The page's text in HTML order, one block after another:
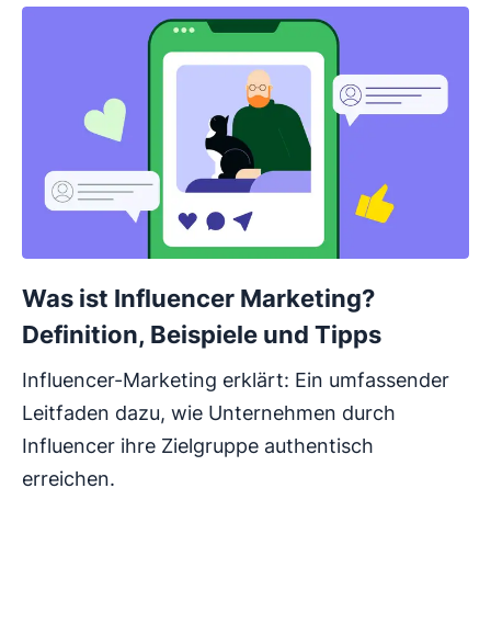
Was ist Influencer Marketing?
Definition, Beispiele und Tipps
Influencer-Marketing erklärt: Ein umfassender
Leitfaden dazu, wie Unternehmen durch
Influencer ihre Zielgruppe authentisch
erreichen.